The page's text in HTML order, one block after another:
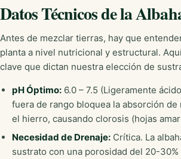
Datos Técnicos de la
Antes de mezclar tierras, hay que
planta a nivel nutricional y estructural.
clave que dictan nuestra elección de
pH Óptimo:6.0 – 7.5 (Ligeramente
fuera de rango bloquea la absorción
el hierro, causando clorosis (hojas
Necesidad de Drenaje:Crítica. La
sustrato con una porosidad del 20-30%